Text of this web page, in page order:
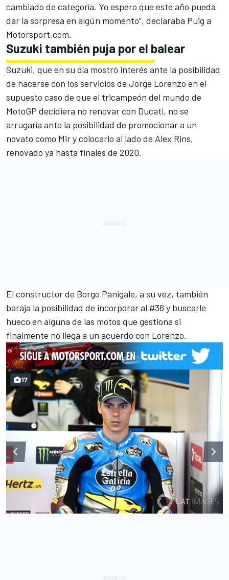
cambiado de categoría. Yo espero que este año pueda
dar la sorpresa en algún momento”, declaraba Puig a
Motorsport.com.
Suzuki también puja por el balear
Suzuki, que en su día mostró interés ante la posibilidad
de hacerse con los servicios de Jorge Lorenzo en el
supuesto caso de que el tricampeón del mundo de
MotoGP decidiera no renovar con Ducati, no se
arrugaría ante la posibilidad de promocionar a un
novato como Mir y colocarlo al lado de Alex Rins,
renovado ya hasta finales de 2020.
El constructor de Borgo Panigale, a su vez, también
baraja la posibilidad de incorporar al #36 y buscarle
hueco en alguna de las motos que gestiona si
finalmente no llega a un acuerdo con Lorenzo.
17